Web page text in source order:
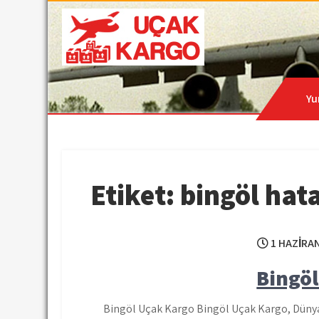
Hava Kargo | Acil
Uçak Kargo
Etiket: bingöl
1
Bingöl Uçak Kargo Bingöl Uçak Kargo,